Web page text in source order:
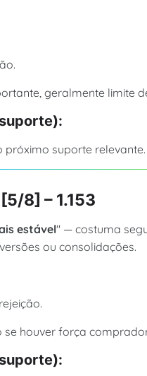
geralmente limite
próximo suporte relevante.
8] – 1.153
estável" — costuma
ou consolidações.
se houver força